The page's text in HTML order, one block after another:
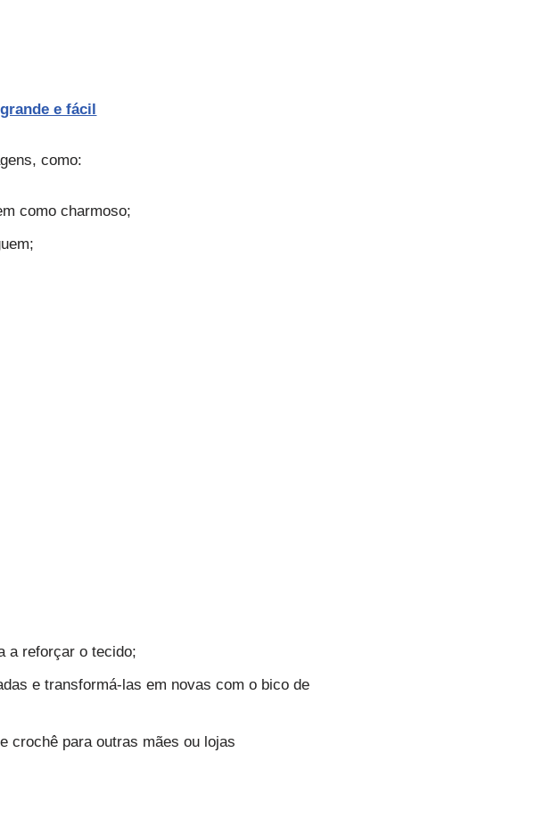
e fácil
como:
como charmoso;
a reforçar o tecido;
e transformá-las em novas com o bico de
crochê para outras mães ou lojas